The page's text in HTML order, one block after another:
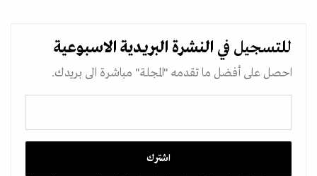
للتسجيل في النشرة البريدية الاسبوعية
احصل على أفضل ما تقدمه "المجلة" مباشرة الى بريدك.